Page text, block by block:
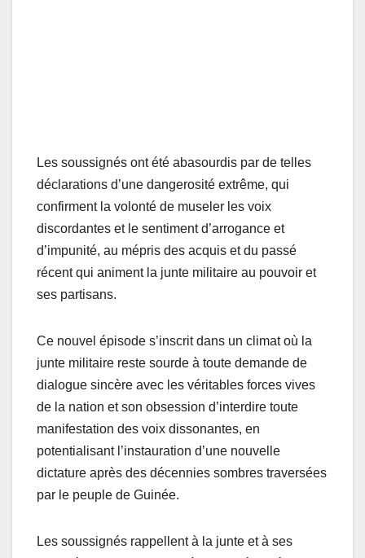
Les soussignés ont été abasourdis par de telles
déclarations d’une dangerosité extrême, qui
confirment la volonté de museler les voix
discordantes et le sentiment d’arrogance et
d’impunité, au mépris des acquis et du passé
récent qui animent la junte militaire au pouvoir et
ses partisans.
Ce nouvel épisode s’inscrit dans un climat où la
junte militaire reste sourde à toute demande de
dialogue sincère avec les véritables forces vives
de la nation et son obsession d’interdire toute
manifestation des voix dissonantes, en
potentialisant l’instauration d’une nouvelle
dictature après des décennies sombres traversées
par le peuple de Guinée.
Les soussignés rappellent à la junte et à ses